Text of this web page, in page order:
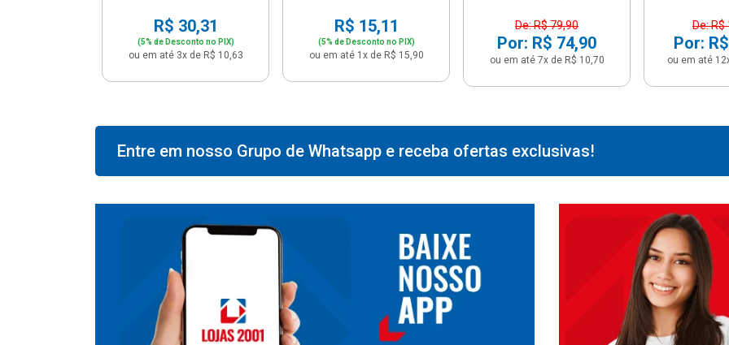
R$ 30,31
(5% de Desconto no PIX)
ou em até 3x de R$ 10,63
R$ 15,11
(5% de Desconto no PIX)
ou em até 1x de R$ 15,90
De: R$ 79,90
Por: R$ 74,90
ou em até 7x de R$ 10,70
De: R$
Por:
ou em até
Entre em nosso Grupo de Whatsapp e receba ofertas exclusivas!